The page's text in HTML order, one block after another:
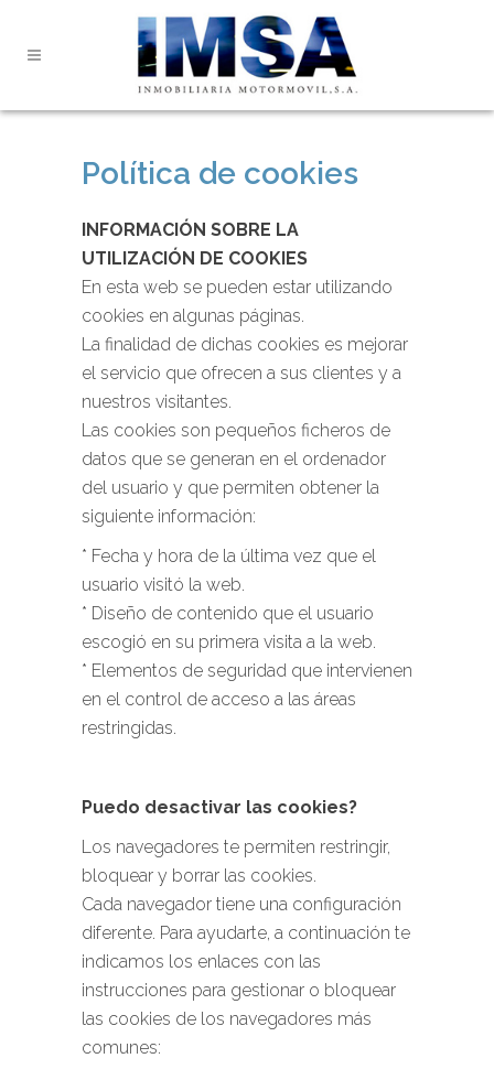
Política de cookies
INFORMACIÓN SOBRE LA
UTILIZACIÓN DE COOKIES
En esta web se pueden estar utilizando
cookies en algunas páginas.
La finalidad de dichas cookies es mejorar
el servicio que ofrecen a sus clientes y a
nuestros visitantes.
Las cookies son pequeños ficheros de
datos que se generan en el ordenador
del usuario y que permiten obtener la
siguiente información:
* Fecha y hora de la última vez que el
usuario visitó la web.
* Diseño de contenido que el usuario
escogió en su primera visita a la web.
* Elementos de seguridad que intervienen
en el control de acceso a las áreas
restringidas.
Puedo desactivar las cookies?
Los navegadores te permiten restringir,
bloquear y borrar las cookies.
Cada navegador tiene una configuración
diferente. Para ayudarte, a continuación te
indicamos los enlaces con las
instrucciones para gestionar o bloquear
las cookies de los navegadores más
comunes: